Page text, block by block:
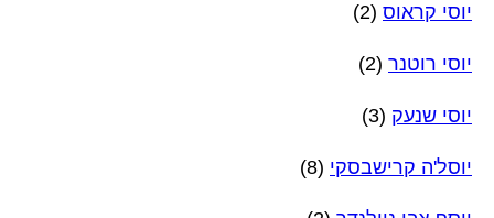
יוסי קראוס (2)
יוסי רוטנר (2)
יוסי שנעק (3)
יוסל'ה קרישבסקי (8)